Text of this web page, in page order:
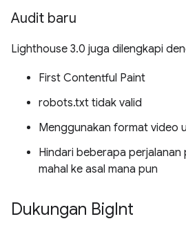
Audit baru
Lighthouse 3.0 juga dilengkapi
First Contentful Paint
robots.txt tidak valid
Menggunakan format video
Hindari beberapa perjalanan
mahal ke asal mana pun
Dukungan BigInt